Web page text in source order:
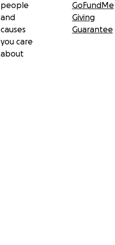
people
and
causes
you care
about
GoFundMe
Giving
Guarantee